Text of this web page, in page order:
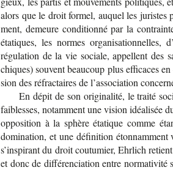
alors que le droit for­mel, auquel les juristes
ment, demeure condi­tionné par la
éta­tiques, les normes orga­ni­sa­tion­nelles,
régu­la­tion de la vie sociale, appellent des
chiques) sou­vent beau­coup plus effi­caces
sion des réfrac­taires de l’as­so­cia­tion
En dépit de son ori­gi­na­lité, le traité
fai­blesses, notam­ment une vision idéa­li­sée
oppo­si­tion à la sphère éta­tique comme
domi­na­tion, et une défi­ni­tion éton­nam­ment
s’ins­pi­rant du droit cou­tu­mier, Ehr­lich
et donc de dif­fé­ren­cia­tion entre